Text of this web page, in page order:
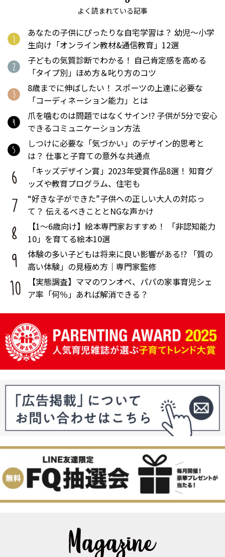
よく読まれている記事
あなたの子供にぴったりな自宅学習は？ 幼児〜小学
生向け「オンライン教材&通信教育」12選
子どもの気質診断でわかる！ 自己肯定感を高める
「タイプ別」ほめ方＆叱り方のコツ
8歳までに伸ばしたい！ スポーツの上達に必要な
「コーディネーション能力」とは
爪を噛むのは問題ではなくサイン!? 子供が5分で安心
できるコミュニケーション方法
しつけに必要な「気づかい」のデザイン的思考と
は？ 仕事と子育ての意外な共通点
「キッズデザイン賞」2023年受賞作品8選！ 知育グ
ッズや教育プログラム、住宅も
“好きな子ができた”子供への正しい大人の対応っ
て？ 伝えるべきこととNGな声かけ
【1～6歳向け】絵本専門家おすすめ！ 「非認知能力
10」を育てる絵本10選
体験の多い子どもは将来に良い影響がある!? 「質の
高い体験」の見極め方｜専門家監修
【実態調査】ママのワンオペ、パパの家事育児シェ
ア率「何％」あれば解消できる？